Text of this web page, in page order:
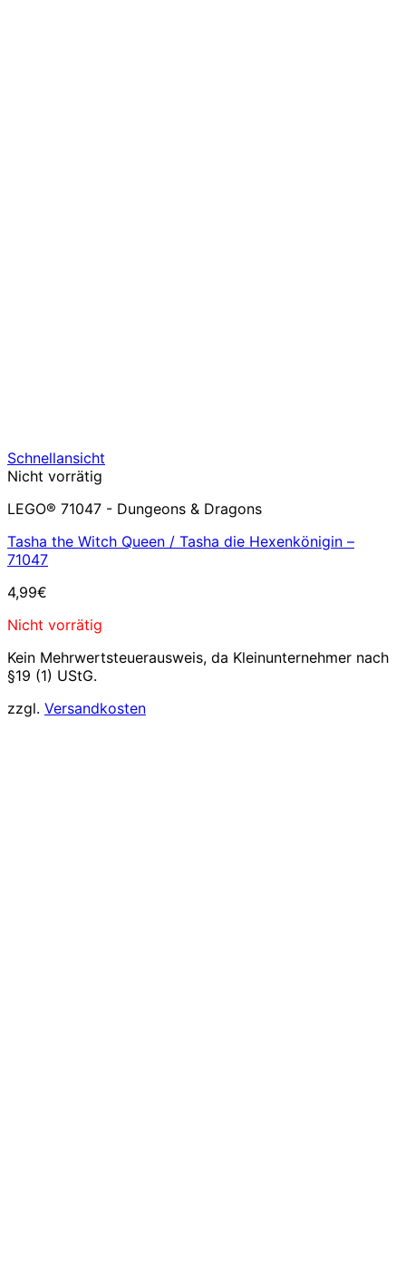
Schnellansicht
Nicht vorrätig
LEGO® 71047 - Dungeons & Dragons
Tasha the Witch Queen / Tasha die Hexenkönigin –
71047
4,99€
Nicht vorrätig
Kein Mehrwertsteuerausweis, da Kleinunternehmer nach
§19 (1) UStG.
zzgl. Versandkosten